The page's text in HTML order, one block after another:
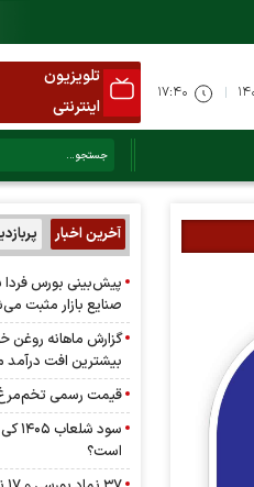
تلویزیون
اینترنتی
آخرین اخبار
صنایع بازار مثبت
بیشترین افت درآمد
قیمت رسمی
سود
است؟